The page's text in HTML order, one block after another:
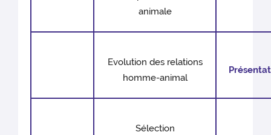
animale
Evolution des relations
homme-animal
Sélection